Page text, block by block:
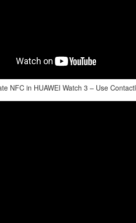
NFC in HUAWEI Watch 3 – Use